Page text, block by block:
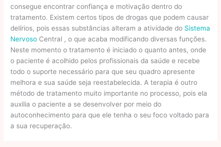
consegue encontrar confiança e motivação dentro do
tratamento. Existem certos tipos de drogas que podem causar
delírios, pois essas substâncias alteram a atividade do Sistema
Nervoso Central , o que acaba modificando diversas funções.
Neste momento o tratamento é iniciado o quanto antes, onde
o paciente é acolhido pelos profissionais da saúde e recebe
todo o suporte necessário para que seu quadro apresente
melhora e sua saúde seja reestabelecida. A terapia é outro
método de tratamento muito importante no processo, pois ela
auxilia o paciente a se desenvolver por meio do
autoconhecimento para que ele tenha o seu foco voltado para
a sua recuperação.